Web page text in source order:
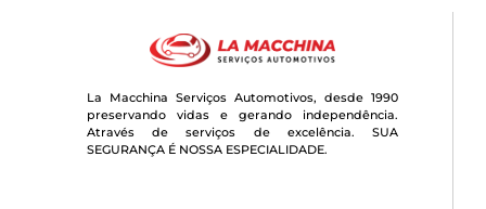
La Macchina Serviços Automotivos, desde 1990
preservando vidas e gerando independência.
Através de serviços de excelência. SUA
SEGURANÇA É NOSSA ESPECIALIDADE.